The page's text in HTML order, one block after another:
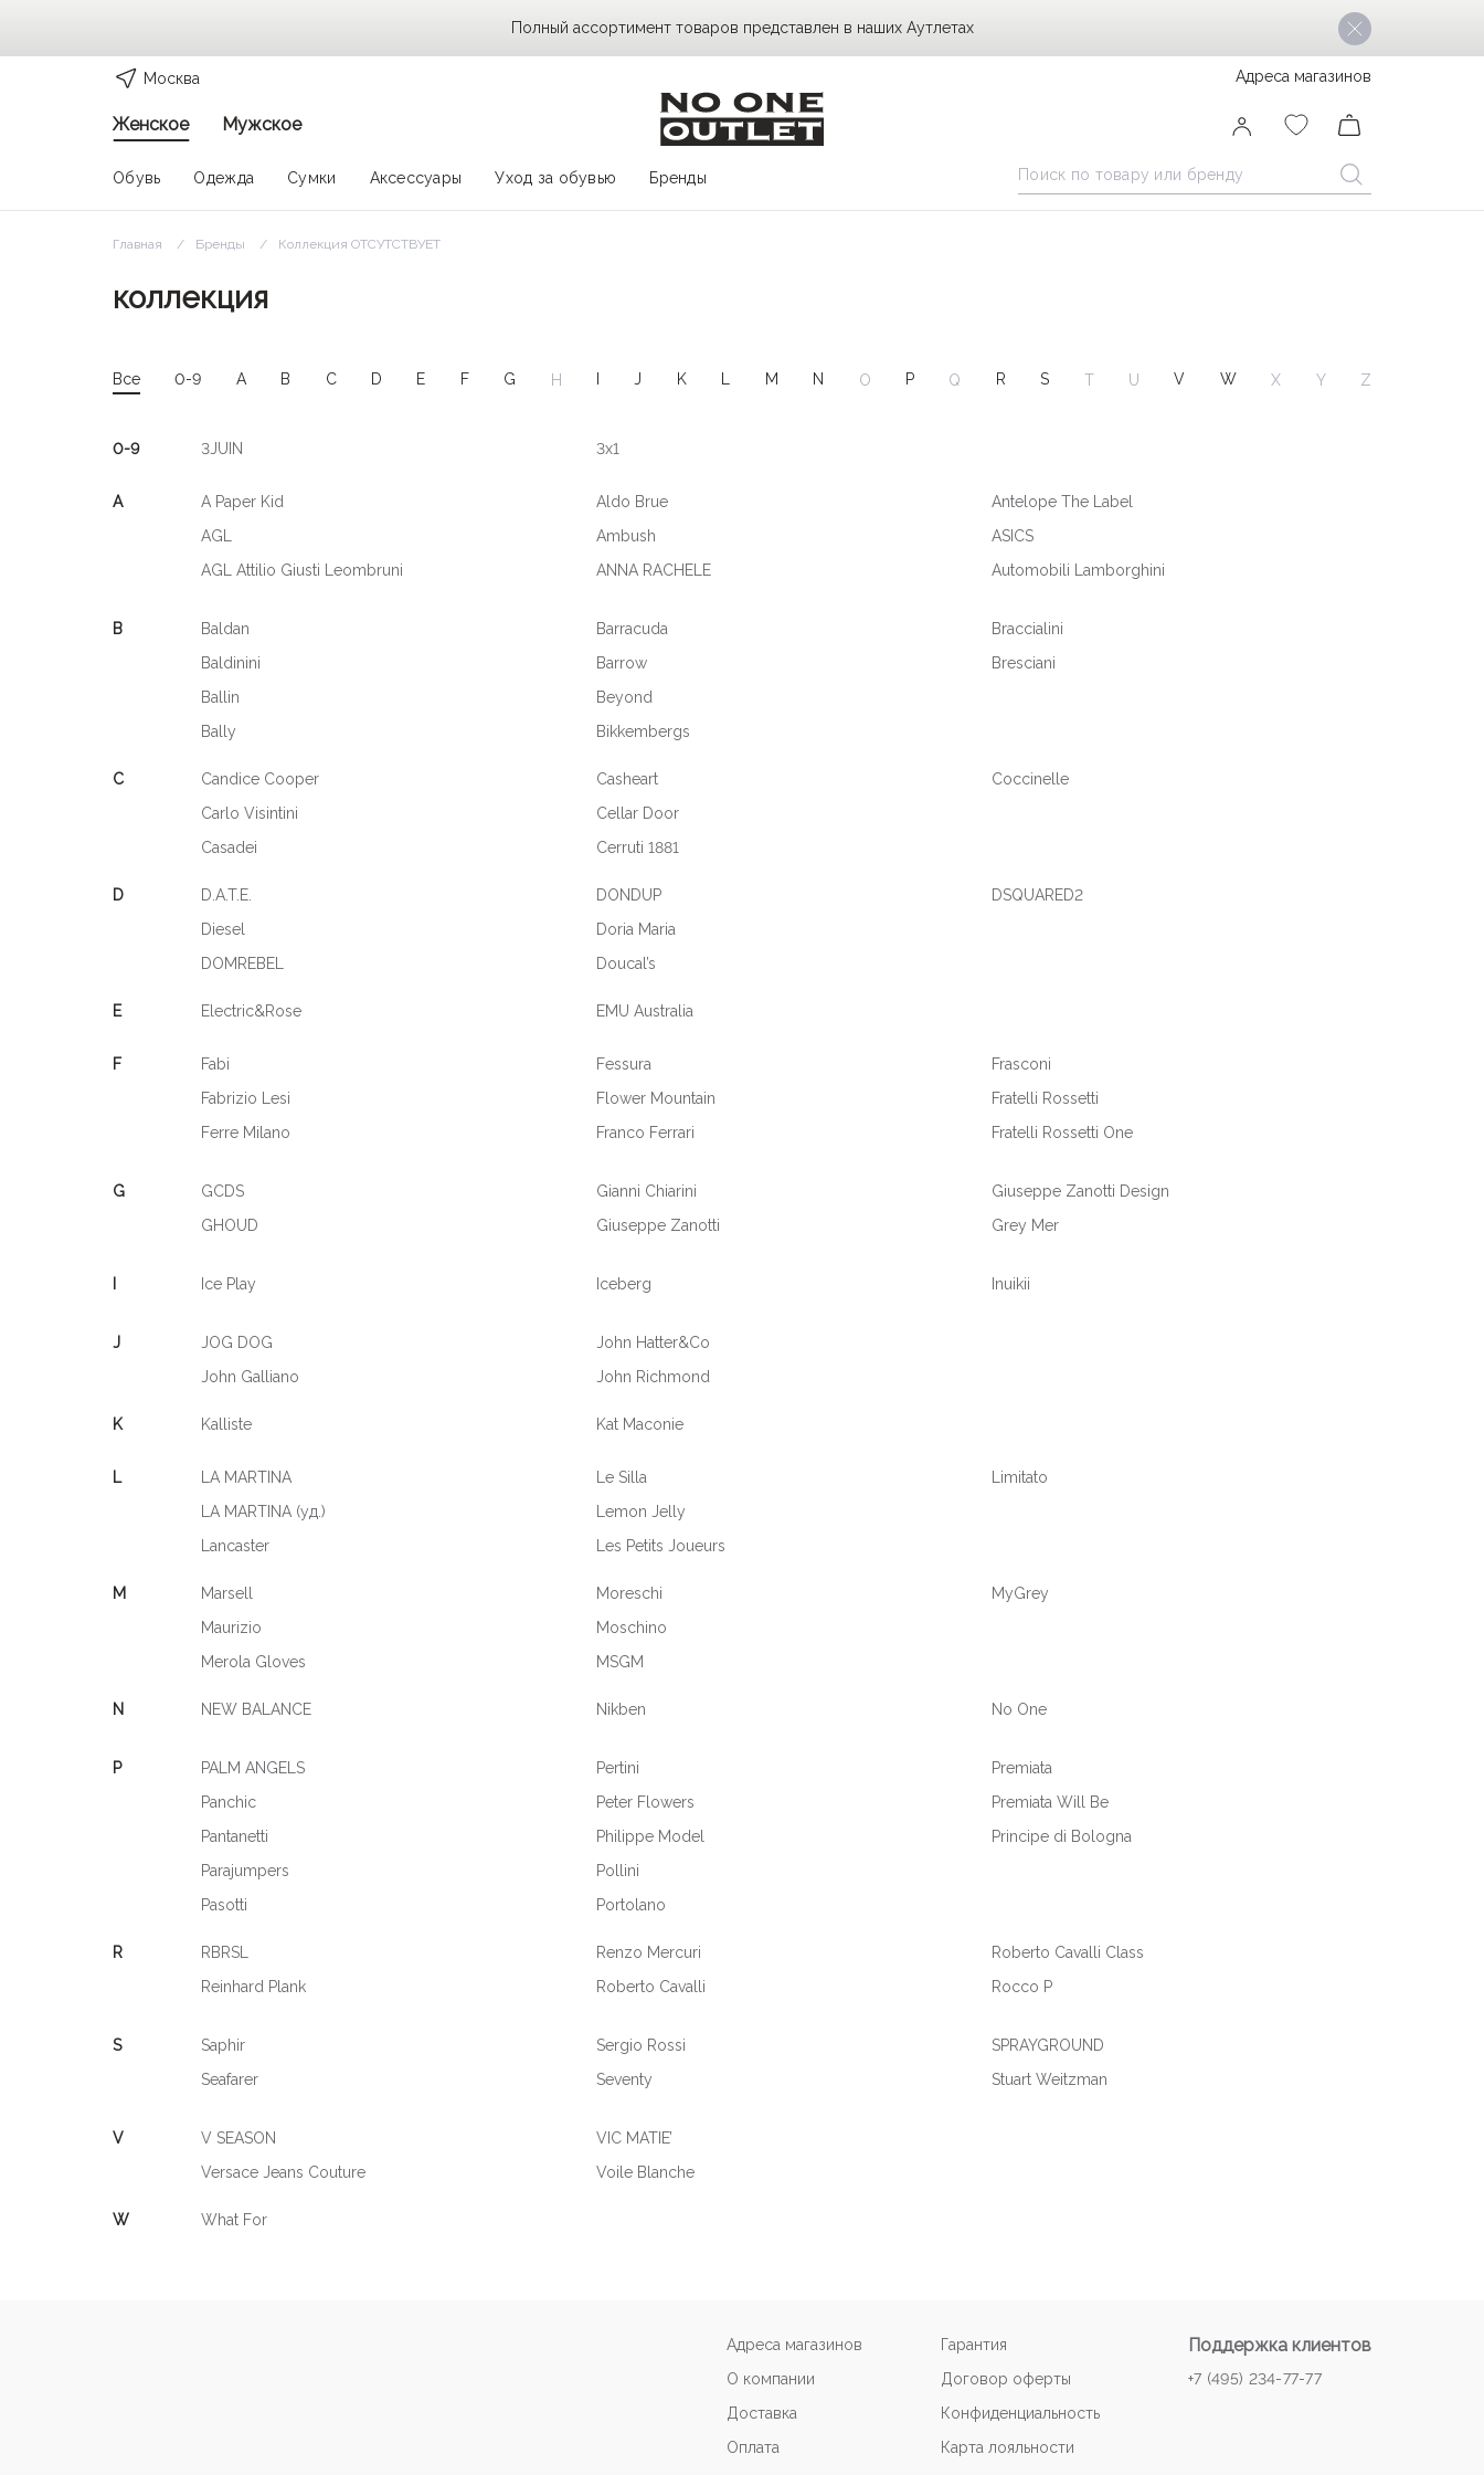
Главная Бренды Коллекция ОТСУТСТВУЕТ
коллекция
Все 0-9 A B C D E F G H I J K L M N O P Q R S T U V W X Y Z
0-9 3JUIN 3x1
A
A Paper Kid
AGL
AGL Attilio Giusti Leombruni
Aldo Brue
Ambush
ANNA RACHELE
Antelope The Label
ASICS
Automobili Lamborghini
B
Baldan
Baldinini
Ballin
Bally
Barracuda
Barrow
Beyond
Bikkembergs
Braccialini
Bresciani
C
Candice Cooper
Carlo Visintini
Casadei
Casheart
Cellar Door
Cerruti 1881
Coccinelle
D
D.A.T.E.
Diesel
DOMREBEL
DONDUP
Doria Maria
Doucal’s
DSQUARED2
E Electric&Rose EMU Australia
F
Fabi
Fabrizio Lesi
Ferre Milano
Fessura
Flower Mountain
Franco Ferrari
Frasconi
Fratelli Rossetti
Fratelli Rossetti One
G
GCDS
GHOUD
Gianni Chiarini
Giuseppe Zanotti
Giuseppe Zanotti Design
Grey Mer
Ice Play Iceberg Inuikii
J
JOG DOG
John Galliano
John Hatter&Co
John Richmond
K Kalliste Kat Maconie
L
LA MARTINA
LA MARTINA (уд.)
Lancaster
Le Silla
Lemon Jelly
Les Petits Joueurs
Limitato
M
Marsell
Maurizio
Merola Gloves
Moreschi
Moschino
MSGM
MyGrey
N NEW BALANCE Nikben No One
P
PALM ANGELS
Panchic
Pantanetti
Parajumpers
Pasotti
Pertini
Peter Flowers
Philippe Model
Pollini
Portolano
Premiata
Premiata Will Be
Principe di Bologna
R
RBRSL
Reinhard Plank
Renzo Mercuri
Roberto Cavalli
Roberto Cavalli Class
Rocco P
S
Saphir
Seafarer
Sergio Rossi
Seventy
SPRAYGROUND
Stuart Weitzman
V
V SEASON
Versace Jeans Couture
VIC MATIE’
Voile Blanche
W What For
Полный ассортимент товаров представлен в наших Аутлетах
Москва Адреса магазинов
Женское Мужское
Обувь Одежда Сумки Аксессуары Уход за обувью Бренды
Адреса магазинов
О компании
Доставка
Оплата
Гарантия
Договор оферты
Конфиденциальность
Карта лояльности
Поддержка клиентов
+7 (495) 234-77-77